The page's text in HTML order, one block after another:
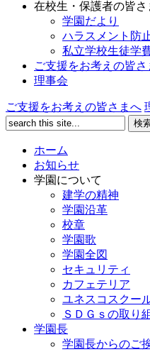
在校生・保護者の皆さ
学園だより
ハラスメント防
私立学校生徒学
ご支援をお考えの皆さ
理事会
ご支援をお考えの皆さまへ
ホーム
お知らせ
学園について
建学の精神
学園沿革
校章
学園歌
学園全図
セキュリティ
カフェテリア
ユネスコスクー
ＳＤＧｓの取り
学園長
学園長からのご